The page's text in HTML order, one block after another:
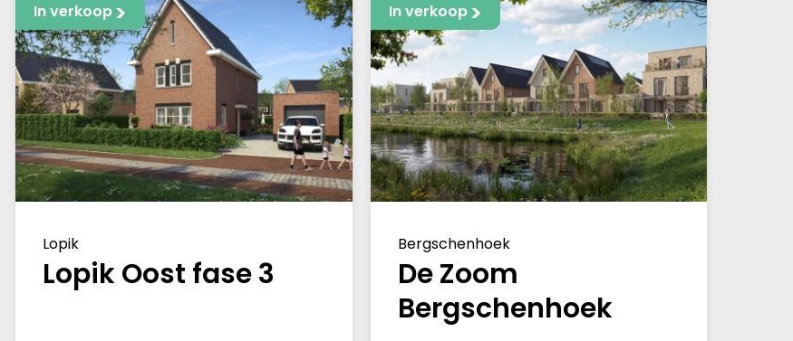
In verkoop
Lopik
Lopik Oost fase 3
In verkoop
Bergschenhoek
De Zoom
Bergschenhoek